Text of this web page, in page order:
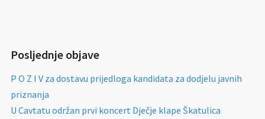
Posljednje objave
P O Z I V za dostavu prijedloga kandidata za dodjelu javnih
priznanja
U Cavtatu održan prvi koncert Dječje klape Škatulica